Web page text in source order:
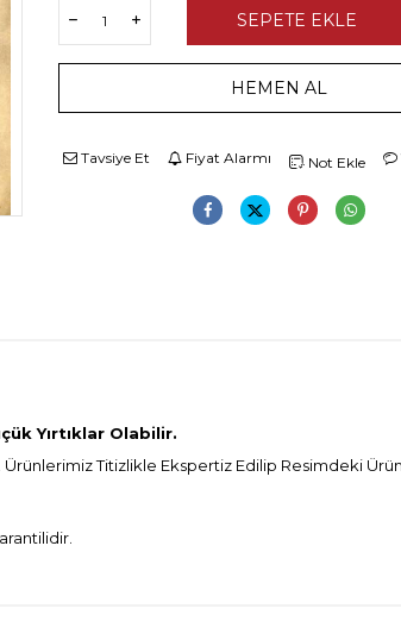
SEPETE EKLE
HEMEN AL
Tavsiye Et Fiyat Alarmı Not Ekle
Yırtıklar Olabilir.
Titizlikle Ekspertiz Edilip Resimdeki Ürün